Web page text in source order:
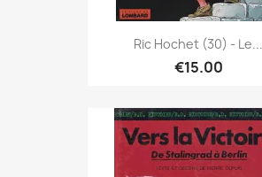
Ric Hochet (30) - Le...
€15.00